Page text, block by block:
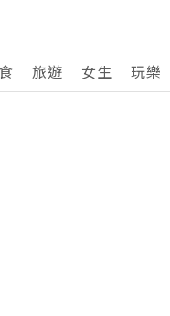
旅遊 女生 玩樂